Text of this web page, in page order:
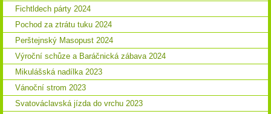
Fichtldech párty 2024
Pochod za ztrátu tuku 2024
Perštejnský Masopust 2024
Výroční schůze a Baráčnická zábava 2024
Mikulášská nadílka 2023
Vánoční strom 2023
Svatováclavská jízda do vrchu 2023